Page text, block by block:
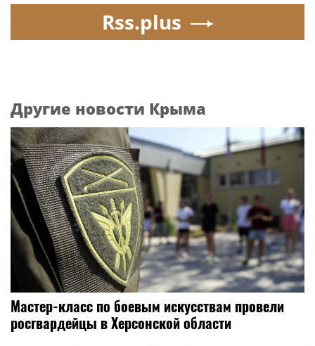
Rss.plus
Другие новости Крыма
Мастер-класс по боевым искусствам провели
росгвардейцы в Херсонской области